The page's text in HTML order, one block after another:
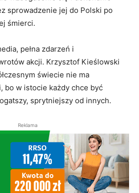
sprowadzenie jej do Polski po
śmierci.
pełna zdarzeń i
akcji. Krzysztof Kieślowski
świecie nie ma
bo w istocie każdy chce być
sprytniejszy od innych.
Reklama